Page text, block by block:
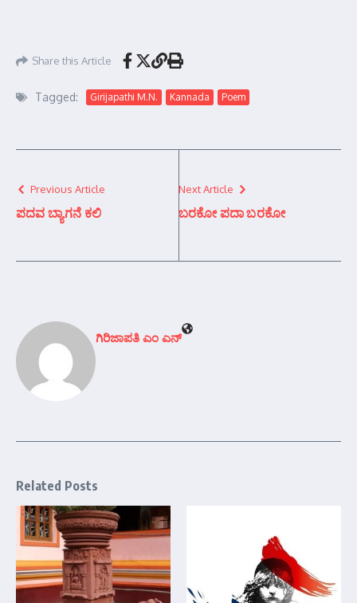
Share this Article
Tagged: Girijapathi M.N. Kannada Poem
Previous Article
ಪದವ ಬ್ಯಾಗನೆ ಕಲಿ
Next Article
ಬರಕೋ ಪದಾ ಬರಕೋ
ಗಿರಿಜಾಪತಿ ಎಂ ಎನ್
Related Posts